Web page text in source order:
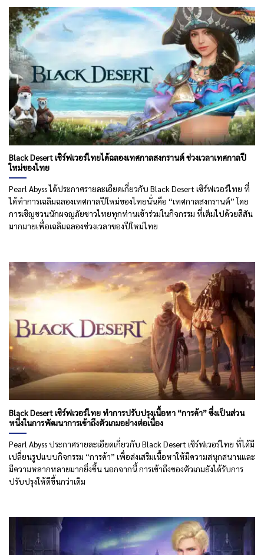
Black Desert เซิร์ฟเวอร์ไทยได้ฉลองเทศกาลสงกรานต์ ช่วงเวลาเทศกาลปี
ใหม่ของไทย
Pearl Abyss ได้ประกาศรายละเอียดเกี่ยวกับ Black Desert เซิร์ฟเวอร์ไทย ที่
ได้ทำการเฉลิมฉลองเทศกาลปีใหม่ของไทยนั่นคือ “เทศกาลสงกรานต์” โดย
การเชิญชวนนักผจญภัยชาวไทยทุกท่านเข้าร่วมในกิจกรรม ที่เต็มไปด้วยสีสัน
มากมายเพื่อเฉลิมฉลองช่วงเวลาของปีใหม่ไทย
Black Desert เซิร์ฟเวอร์ไทย ทำการปรับปรุงเนื้อหา “การค้า” ซึ่งเป็นส่วน
หนึ่งในการพัฒนาการเข้าถึงตัวเกมอย่างต่อเนื่อง
Pearl Abyss ประกาศรายละเอียดเกี่ยวกับ Black Desert เซิร์ฟเวอร์ไทย ที่ได้มี
เปลี่ยนรูปแบบกิจกรรม “การค้า” เพื่อส่งเสริมเนื้อหาให้มีความสนุกสนานและ
มีความหลากหลายมากยิ่งขึ้น นอกจากนี้ การเข้าถึงของตัวเกมยังได้รับการ
ปรับปรุงให้ดีขึ้นกว่าเดิม